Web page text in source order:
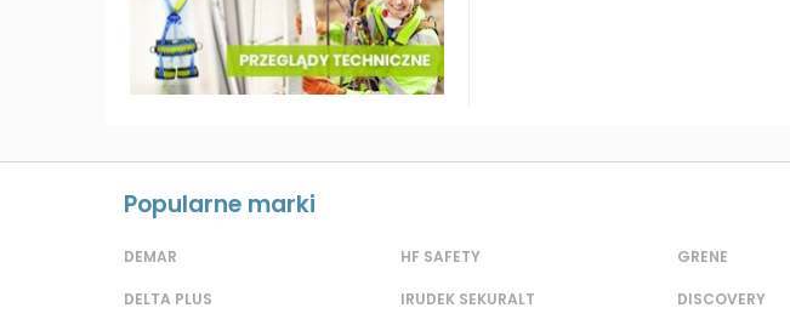
Popularne marki
DEMAR
DELTA PLUS
HF SAFETY
IRUDEK SEKURALT
GRENE
DISCOVERY